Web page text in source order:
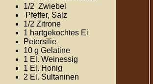
1/2 Zwiebel
Pfeffer, Salz
1/2 Zitrone
1 hartgekochtes Ei
Petersilie
10 g Gelatine
1 El. Weinessig
1 El. Honig
2 El. Sultaninen